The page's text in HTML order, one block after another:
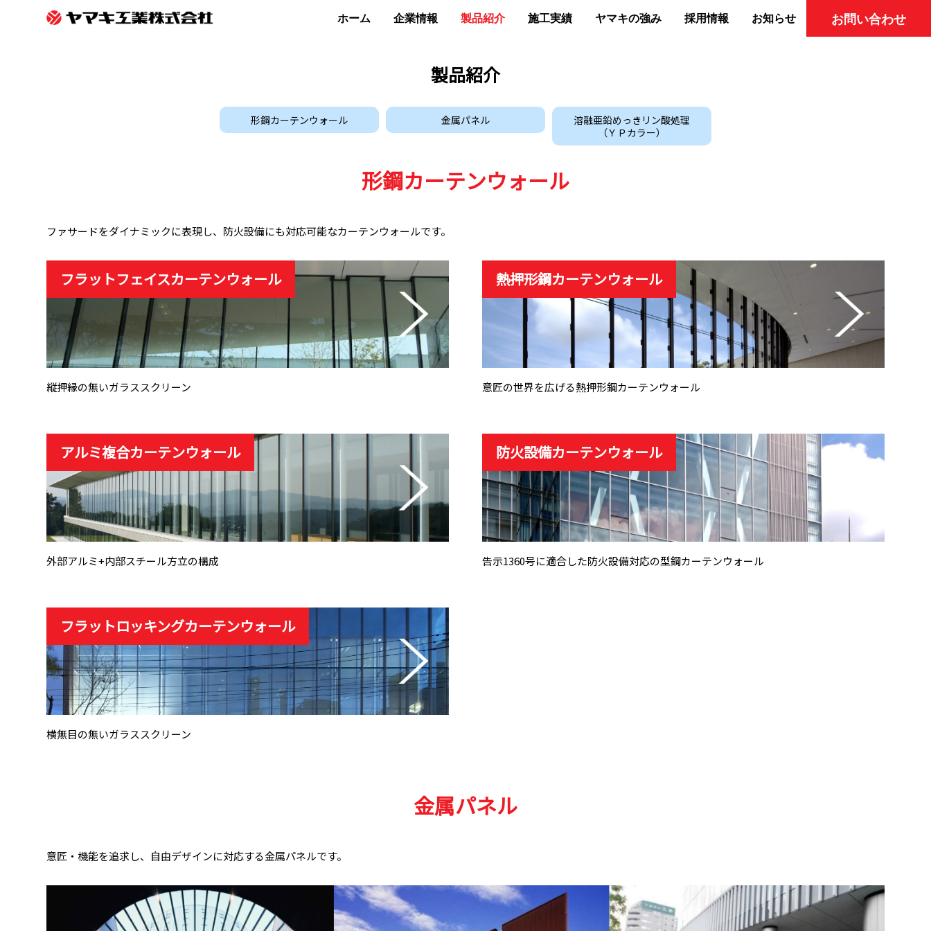
ホーム 企業情報 製品紹介 施工実績 ヤマキの強み 採用情報 お知らせ お問い合わせ
製品紹介
形鋼カーテンウォール 金属パネル
溶融亜鉛めっきリン酸処理
（ＹＰカラー）
形鋼カーテンウォール
ファサードをダイナミックに表現し、防火設備にも対応可能なカーテンウォールです。
フラットフェイスカーテンウォール
縦押縁の無いガラススクリーン
熱押形鋼カーテンウォール
意匠の世界を広げる熱押形鋼カーテンウォール
アルミ複合カーテンウォール
外部アルミ+内部スチール方立の構成
防火設備カーテンウォール
告示1360号に適合した防火設備対応の型鋼カーテンウォール
フラットロッキングカーテンウォール
横無目の無いガラススクリーン
金属パネル
意匠・機能を追求し、自由デザインに対応する金属パネルです。